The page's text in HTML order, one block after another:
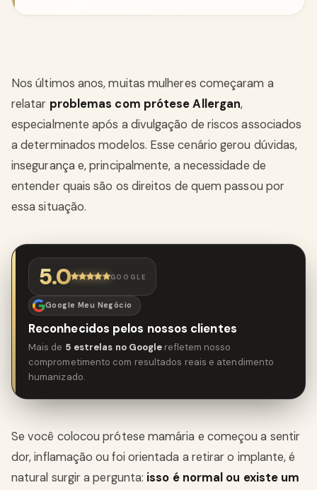
Nos últimos anos, muitas mulheres começaram a
relatar problemas com prótese Allergan,
especialmente após a divulgação de riscos associados
a determinados modelos. Esse cenário gerou dúvidas,
insegurança e, principalmente, a necessidade de
entender quais são os direitos de quem passou por
essa situação.
5.0 GOOGLE
Google Meu Negócio
Reconhecidos pelos nossos clientes
Mais de 5 estrelas no Google refletem nosso
comprometimento com resultados reais e atendimento
humanizado.
Se você colocou prótese mamária e começou a sentir
dor, inflamação ou foi orientada a retirar o implante, é
natural surgir a pergunta: isso é normal ou existe um